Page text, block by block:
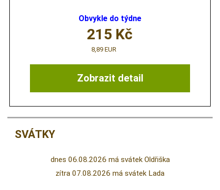
Obvykle do týdne
Zobrazit detail
215 Kč
8,89 EUR
SVÁTKY
dnes 06.08.2026 má svátek Oldřiška
zítra 07.08.2026 má svátek Lada